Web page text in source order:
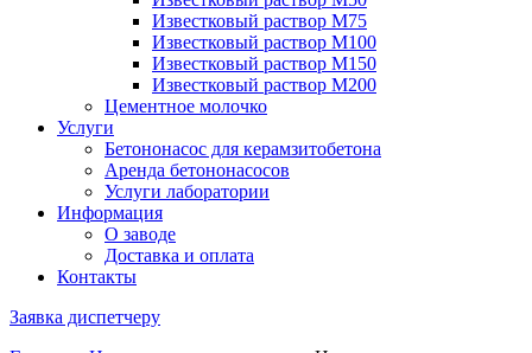
Известковый раствор М75
Известковый раствор М100
Известковый раствор М150
Известковый раствор М200
Цементное молочко
Услуги
Бетононасос для керамзитобетона
Аренда бетононасосов
Услуги лаборатории
Информация
О заводе
Доставка и оплата
Контакты
Заявка диспетчеру